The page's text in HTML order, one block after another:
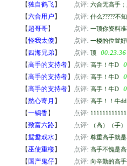
【独自鹤飞】 点评: 六合无高手
【六合用户 】 点评: 什么?????不
【 超哥哥】 点评: 一顶你资料
【怪我太傻 】 点评: 一楼的位置好
【 四海兄弟】 点评: 顶
00:23:36
【高手的支持者】 点评: 高手！牛D
【高手的支持者】 点评: 高手！牛D
【高手的支持者】 点评: 高手！牛D
【愁心寄月 】 点评: 高手！！牛dd
【一锅香 】 点评:
【致富六路】 点评: （高）（手
【鸳鸯戏水】 点评: 尊重高手就
【巫使重楼】 点评: 高手不愧是
【 国产鬼仔】 点评: 向辛勤的高